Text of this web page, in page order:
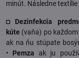
minút. Následne
◘ Dezinfekcia
kúte (vaňa) po každom
ak na ňu stúpate
• Pemza ak ju